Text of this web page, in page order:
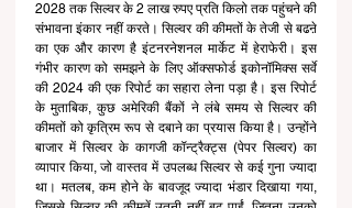
2028 तक सिल्वर के 2 लाख रुपए प्रति किलो तक पहुंचने की
संभावना इंकार नहीं करते। सिल्वर की कीमतों के तेजी से बढऩे
का एक और कारण है इंटनरनेशनल मार्केट में हेराफेरी। इस
गंभीर कारण को समझने के लिए ऑक्सफोर्ड इकोनॉमिक्स सर्वे
की 2024 की एक रिपोर्ट का सहारा लेना पड़ा है। इस रिपोर्ट
के मुताबिक, कुछ अमेरिकी बैंकों ने लंबे समय से सिल्वर की
कीमतों को कृत्रिम रूप से दबाने का प्रयास किया है। उन्होंने
बाजार में सिल्वर के कागजी कॉन्ट्रैक्ट्स (पेपर सिल्वर) का
व्यापार किया, जो वास्तव में उपलब्ध सिल्वर से कई गुना ज्यादा
था। मतलब, कम होने के बावजूद ज्यादा भंडार दिखाया गया,